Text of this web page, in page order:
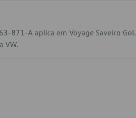
871-A aplica em Voyage Saveiro Gol.
VW.